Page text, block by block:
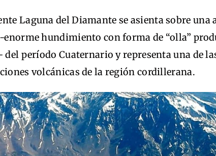
Laguna del Diamante se asienta sobre una
hundimiento con forma de “olla”
del período Cuaternario y representa una de
volcánicas de la región cordillerana.